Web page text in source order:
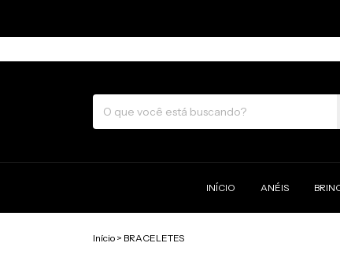
INÍCIO ANÉIS
Início > BRACELETES